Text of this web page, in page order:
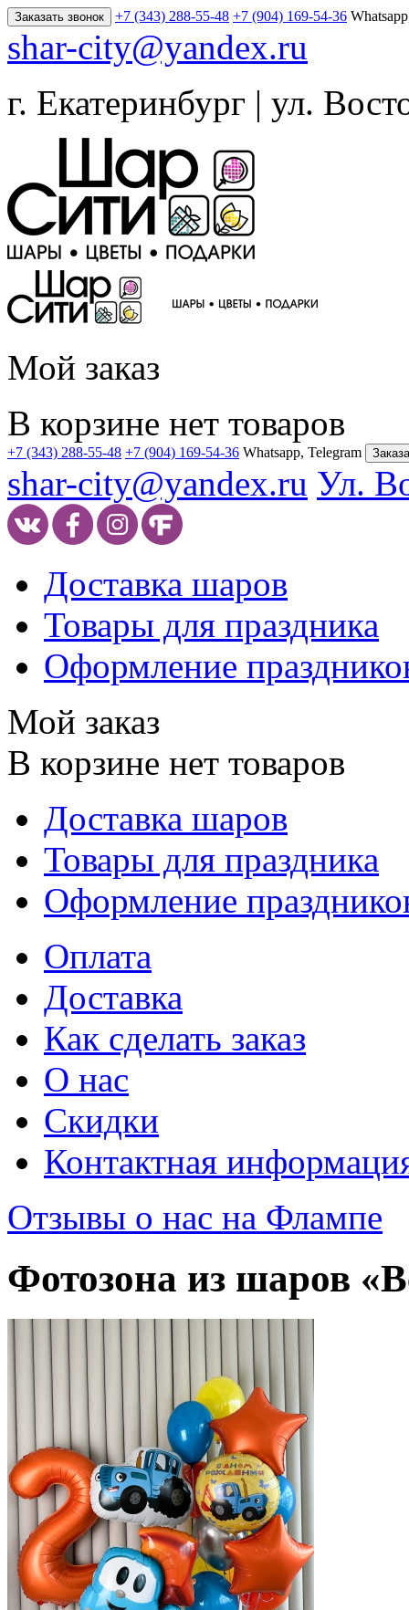
Заказать звонок +7 (343) 288-55-48 +7 (904) 169-54-36
shar-city@yandex.ru
г. Екатеринбург | ул.
Мой заказ
В корзине нет товаров
+7 (343) 288-55-48 +7 (904) 169-54-36 Whatsapp, Telegram
shar-city@yandex.ru Ул.
Доставка шаров
Товары для праздника
Оформление
Мой заказ
В корзине нет товаров
Доставка шаров
Товары для праздника
Оформление
Оплата
Доставка
Как сделать заказ
О нас
Скидки
Контактная
Отзывы о нас на Флампе
Фотозона из шаров